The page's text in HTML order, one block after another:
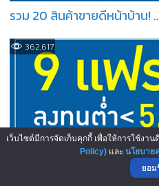
รวม 20 สินค้าขายดีหน้าบ้าน!
362,617
เว็บไซต์มีการจัดเก็บคุกกี้ เพื่อให้การใช้งาน
Policy)และ นโยบาย
ยอม